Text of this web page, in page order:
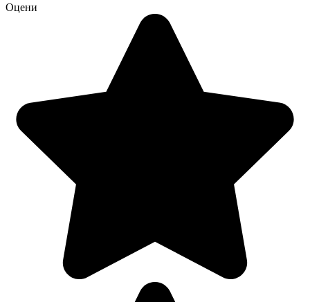
Оцени